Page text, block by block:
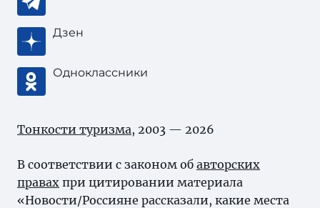
Дзен
Одноклассники
Тонкости туризма, 2003 — 2026
В соответствии с законом об авторских
правах при цитировании материала
«Новости/Россияне рассказали, какие места